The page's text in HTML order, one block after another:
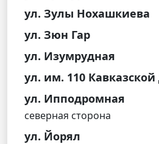
ул. Зулы Нохашкиева
ул. Зюн Гар
ул. Изумрудная
ул. им. 110
ул. Ипподромная
северная сторона
ул. Йорял